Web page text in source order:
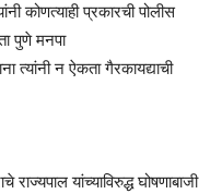
कोणत्याही प्रकारची पोलीस
पुणे मनपा
त्यांनी न ऐकता गैरकायद्याची
राज्यपाल यांच्याविरुद्ध घोषणाबाजी